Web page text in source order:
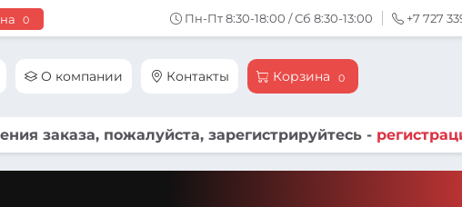
0 Пн-Пт 8:30-18:00 / Сб 8:30-13:00 +7 727
О компании Контакты Корзина 0
заказа, пожалуйста, зарегистрируйтесь -